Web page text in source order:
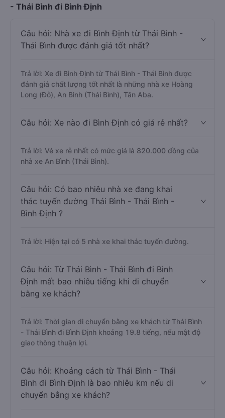
- Thái Bình đi Bình Định
Câu hỏi: Nhà xe đi Bình Định từ Thái Bình -
Thái Bình được đánh giá tốt nhất?
Trả lời: Xe đi Bình Định từ Thái Bình - Thái Bình được
đánh giá chất lượng tốt nhất là những nhà xe Hoàng
Long (Đỏ), An Bình (Thái Bình), Tân Aba.
Câu hỏi: Xe nào đi Bình Định có giá rẻ nhất?
Trả lời: Vé xe rẻ nhất có mức giá là 820.000 đồng của
nhà xe An Bình (Thái Bình).
Câu hỏi: Có bao nhiêu nhà xe đang khai
thác tuyến đường Thái Bình - Thái Bình -
Bình Định ?
Trả lời: Hiện tại có 5 nhà xe khai thác tuyến đường.
Câu hỏi: Từ Thái Bình - Thái Bình đi Bình
Định mất bao nhiêu tiếng khi di chuyển
bằng xe khách?
Trả lời: Thời gian di chuyển bằng xe khách từ Thái Bình
- Thái Bình đi Bình Định khoảng 19.8 tiếng, nếu mật độ
giao thông thuận lợi.
Câu hỏi: Khoảng cách từ Thái Bình - Thái
Bình đi Bình Định là bao nhiêu km nếu di
chuyển bằng xe khách?